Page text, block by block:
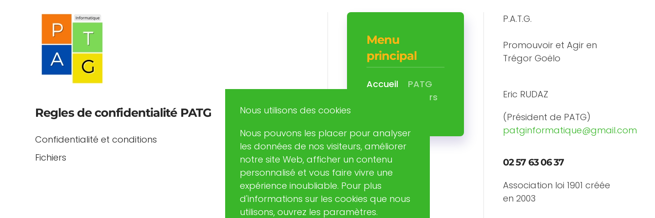
Regles de confidentialité PATG
Confidentialité et conditions
Fichiers
Menu
principal
Accueil
PATG
Cours
P.A.T.G.
Promouvoir et Agir en
Trégor Goëlo
Eric RUDAZ
(Président de PATG)
patginformatique@gmail.com
02 57 63 06 37
Association loi 1901 créée
en 2003
Nous utilisons des cookies
Nous pouvons les placer pour analyser
les données de nos visiteurs, améliorer
notre site Web, afficher un contenu
personnalisé et vous faire vivre une
expérience inoubliable. Pour plus
d'informations sur les cookies que nous
utilisons, ouvrez les paramètres.